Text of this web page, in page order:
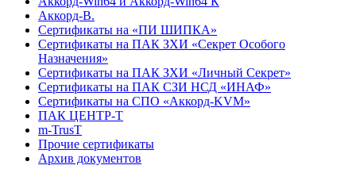
Аккорд-В.
Cертификаты на «ПИ ШИПКА»
Cертификаты на ПАК ЗХИ «Секрет Особого
Назначения»
Cертификаты на ПАК ЗХИ «Личный Секрет»
Cертификаты на ПАК СЗИ НСД «ИНАФ»
Cертификаты на СПО «Аккорд-KVM»
ПАК ЦЕНТР-Т
m-TrusT
Прочие сертификаты
Архив документов